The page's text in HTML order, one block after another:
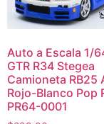
Auto a Escala 1/
GTR R34 Stegea
Camioneta RB25
Rojo-Blanco Pop
PR64-0001